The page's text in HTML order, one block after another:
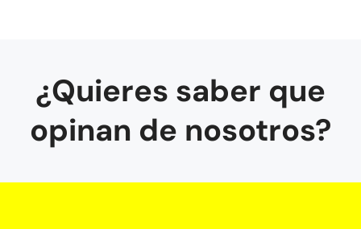
¿Quieres saber que
opinan de nosotros?